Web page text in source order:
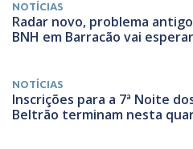
NOTÍCIAS
Radar novo, problema
BNH em Barracão vai
NOTÍCIAS
Inscrições para a 7ª Noite
Beltrão terminam nesta